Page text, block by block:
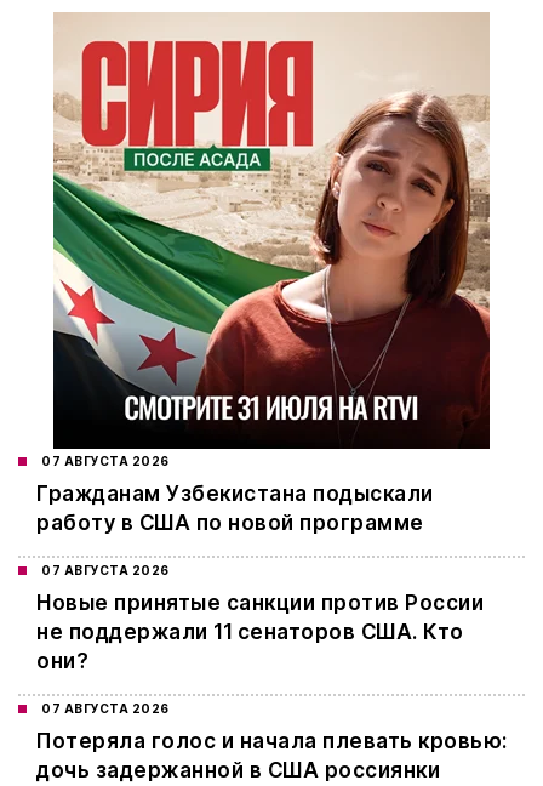
07 АВГУСТА 2026
Гражданам Узбекистана подыскали
работу в США по новой программе
07 АВГУСТА 2026
Новые принятые санкции против России
не поддержали 11 сенаторов США. Кто
они?
07 АВГУСТА 2026
Потеряла голос и начала плевать кровью:
дочь задержанной в США россиянки